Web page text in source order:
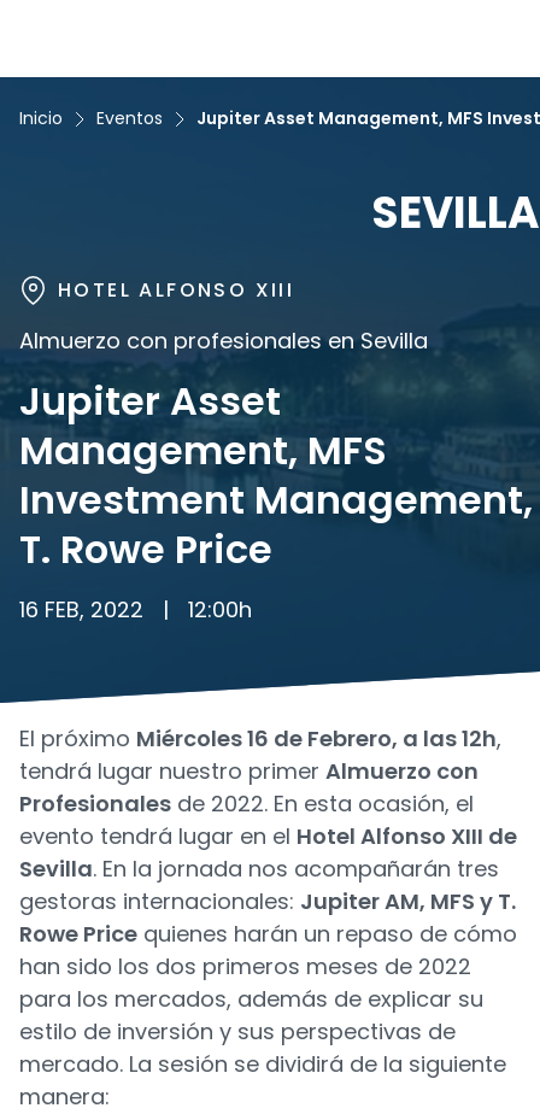
Inicio Eventos Jupiter Asset Management, MFS
SEVILLA
HOTEL ALFONSO XIII
Almuerzo con profesionales en Sevilla
Jupiter Asset
Management, MFS
Investment Management,
T. Rowe Price
16 FEB, 2022 | 12:00h
El próximo Miércoles 16 de Febrero, a las 12h,
tendrá lugar nuestro primer Almuerzo con
Profesionales de 2022. En esta ocasión, el
evento tendrá lugar en el Hotel Alfonso XIII de
Sevilla. En la jornada nos acompañarán tres
gestoras internacionales: Jupiter AM, MFS y T.
Rowe Price quienes harán un repaso de cómo
han sido los dos primeros meses de 2022
para los mercados, además de explicar su
estilo de inversión y sus perspectivas de
mercado. La sesión se dividirá de la siguiente
manera: